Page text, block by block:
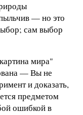
— но это
сам выбор
мира"
— Вы не
и доказать,
предметом
ошибкой в